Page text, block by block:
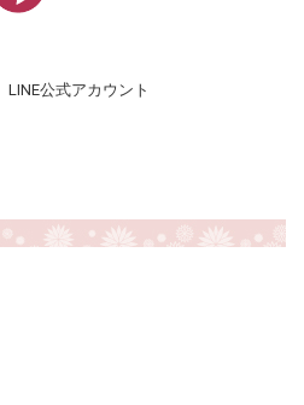
LINE公式アカウント